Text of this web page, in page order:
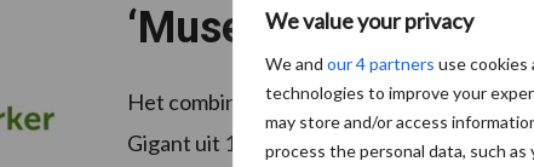
We value your privacy
We and our 4 partners use
technologies to improve your
may store and/or access
process the personal data, such as
‘Museumstuk’ is
Het combinen van rogge, haver of spelt in
Gigant uit 1965 is een stukje materieel